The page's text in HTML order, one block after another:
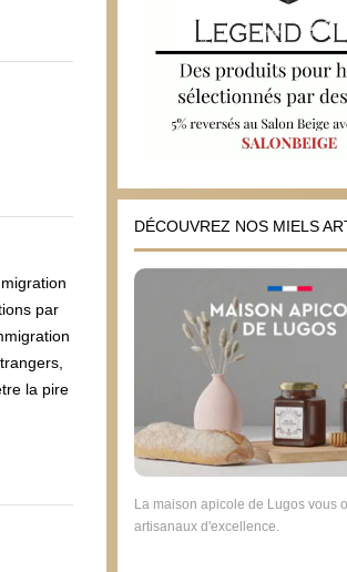
par
la pire
DÉCOUVREZ NOS MIELS
La maison apicole de Lugos vous
artisanaux d'excellence.